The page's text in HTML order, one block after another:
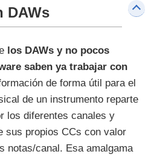
DAWs
los DAWs y no pocos
saben ya trabajar con
de forma útil para el
de un instrumento reparte
los diferentes canales y
sus propios CCs con valor
notas/canal. Esa amalgama